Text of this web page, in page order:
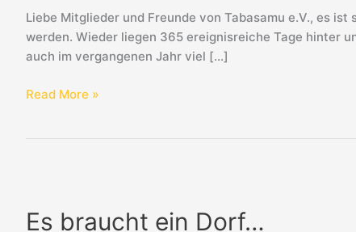
Liebe Mitglieder und Freunde von Tabasamu e.V., es
werden. Wieder liegen 365 ereignisreiche Tage hinter
auch im vergangenen Jahr viel […]
Read More »
Es braucht ein Dorf…
ein